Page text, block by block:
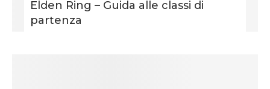
Elden Ring – Guida alle classi di
partenza